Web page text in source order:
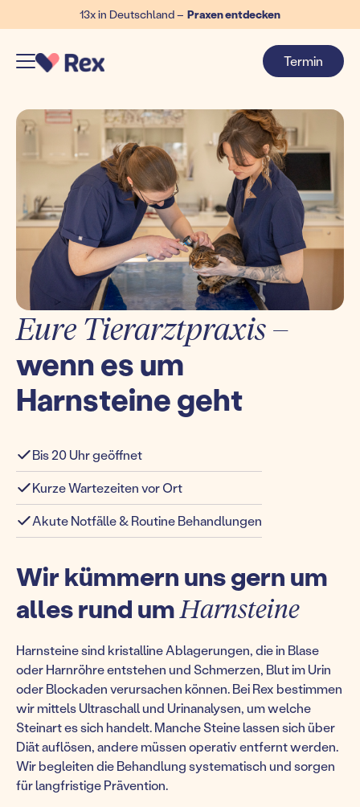
13x in Deutschland – Praxen entdecken
Termin
Eure Tierarztpraxis –
wenn es um
Harnsteine geht
Bis 20 Uhr geöffnet
Kurze Wartezeiten vor Ort
Akute Notfälle & Routine Behandlungen
Wir kümmern uns gern um
alles rund umHarnsteine
Harnsteine sind kristalline Ablagerungen, die in Blase
oder Harnröhre entstehen und Schmerzen, Blut im Urin
oder Blockaden verursachen können. Bei Rex bestimmen
wir mittels Ultraschall und Urinanalysen, um welche
Steinart es sich handelt. Manche Steine lassen sich über
Diät auflösen, andere müssen operativ entfernt werden.
Wir begleiten die Behandlung systematisch und sorgen
für langfristige Prävention.